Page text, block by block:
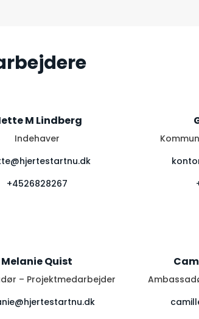
M Lindberg
Indehaver
+4526828267
Melanie Quist
– Projektmedarbejder